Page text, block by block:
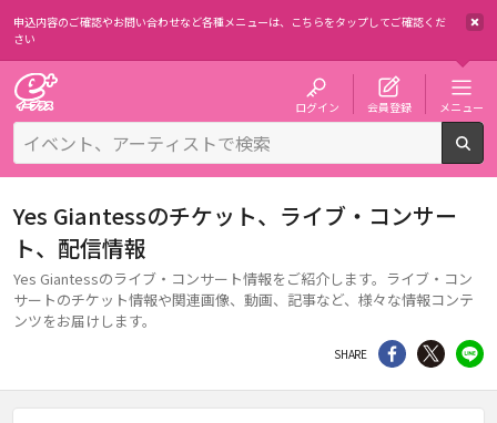
申込内容のご確認やお問い合わせなど各種メニューは、 こちらをタップしてご確認くだ
さい
ログイン 会員登録 メニュー
Yes Giantessのチケット、ライブ・コンサー
ト、配信情報
Yes Giantessのライブ・コンサート情報をご紹介します。ライブ・コン
サートのチケット情報や関連画像、動画、記事など、様々な情報コンテ
ンツをお届けします。
SHARE シェア Twitter